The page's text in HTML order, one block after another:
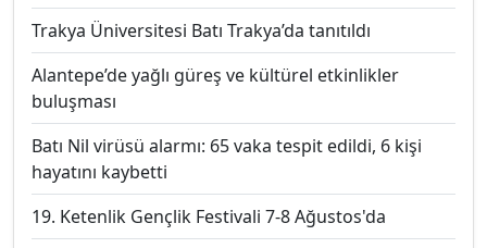
Trakya Üniversitesi Batı Trakya’da tanıtıldı
Alantepe’de yağlı güreş ve kültürel etkinlikler
buluşması
Batı Nil virüsü alarmı: 65 vaka tespit edildi, 6 kişi
hayatını kaybetti
19. Ketenlik Gençlik Festivali 7-8 Ağustos'da